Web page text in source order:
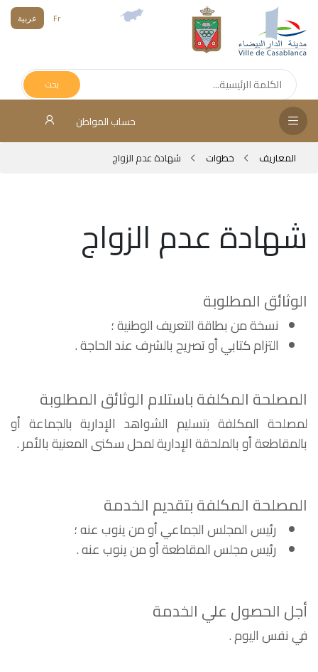
Fr عربية
بحث
حساب المواطن
المعاريف خطوات شهادة عدم الزواج
شهادة عدم الزواج
الوثائق المطلوبة
نسخة من بطاقة التعريف الوطنية ؛
التزام كتابي أو تصريح بالشرف عند الحاجة .
المصلحة المكلفة باستلام الوثائق المطلوبة
لمصلحة المكلفة بتسليم الشواهد الإدارية بالجماعة أو
بالمقاطعة أو بالملحقة الإدارية لمحل سكنى المعنية بالأمر .
المصلحة المكلفة بتقديم الخدمة
رئيس المجلس الجماعي أو من ينوب عنه ؛
رئيس مجلس المقاطعة أو من ينوب عنه .
أجل الحصول علي الخدمة
في نفس اليوم .